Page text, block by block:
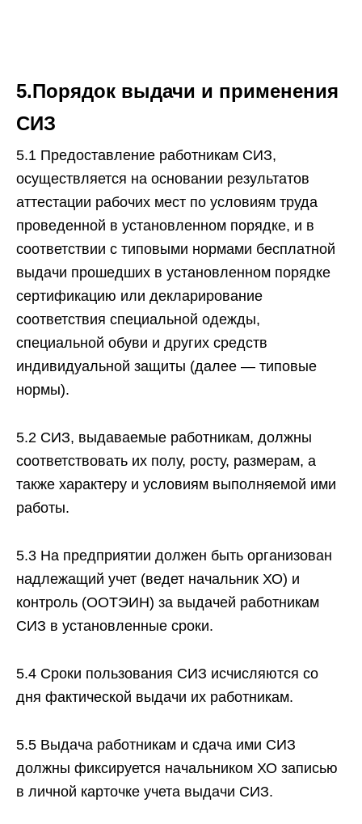
5.Порядок выдачи и применения
СИЗ
5.1 Предоставление работникам СИЗ,
осуществляется на основании результатов
аттестации рабочих мест по условиям труда
проведенной в установленном порядке, и в
соответствии с типовыми нормами бесплатной
выдачи прошедших в установленном порядке
сертификацию или декларирование
соответствия специальной одежды,
специальной обуви и других средств
индивидуальной защиты (далее — типовые
нормы).
5.2 СИЗ, выдаваемые работникам, должны
соответствовать их полу, росту, размерам, а
также характеру и условиям выполняемой ими
работы.
5.3 На предприятии должен быть организован
надлежащий учет (ведет начальник ХО) и
контроль (ООТЭИН) за выдачей работникам
СИЗ в установленные сроки.
5.4 Сроки пользования СИЗ исчисляются со
дня фактической выдачи их работникам.
5.5 Выдача работникам и сдача ими СИЗ
должны фиксируется начальником ХО записью
в личной карточке учета выдачи СИЗ.